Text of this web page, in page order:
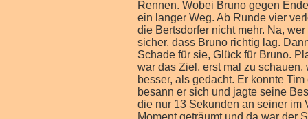
Rennen. Wobei Bruno gegen
ein langer Weg. Ab Runde vier
die Bertsdorfer nicht mehr. Na,
sicher, dass Bruno richtig lag.
Schade für sie, Glück für Bruno.
war das Ziel, erst mal zu
besser, als gedacht. Er konnte
besann er sich und jagte seine
die nur 13 Sekunden an seiner im
Moment geträumt und da war der